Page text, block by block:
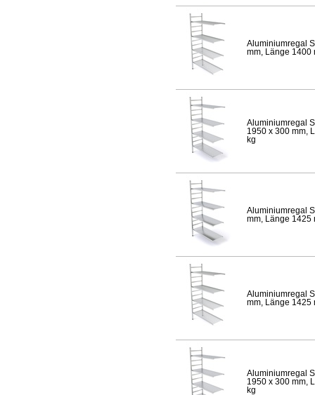
Aluminiumregal
mm, Länge 1400
Aluminiumregal
1950 x 300 mm,
kg
Aluminiumregal
mm, Länge 1425
Aluminiumregal
mm, Länge 1425
Aluminiumregal
1950 x 300 mm,
kg